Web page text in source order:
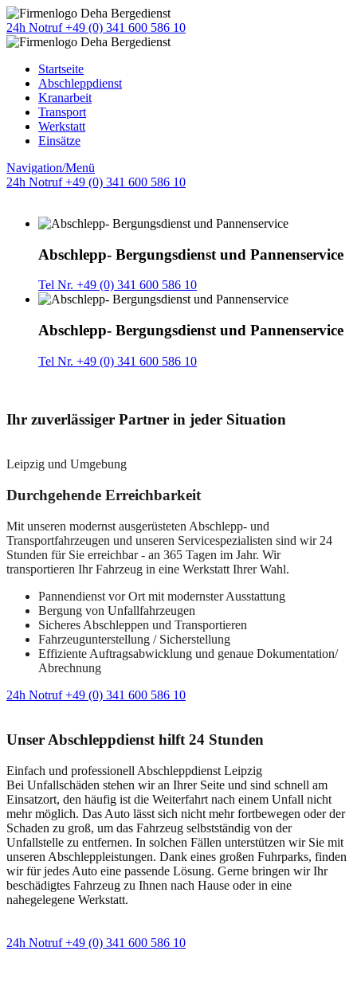
24h Notruf +49 (0) 341 600 586 10
Startseite
Abschleppdienst
Kranarbeit
Transport
Werkstatt
Einsätze
Navigation/Menü
24h Notruf +49 (0) 341 600 586 10
Abschlepp- Bergungsdienst und Pannenservice
Tel Nr. +49 (0) 341 600 586 10
Abschlepp- Bergungsdienst und Pannenservice
Tel Nr. +49 (0) 341 600 586 10
Ihr zuverlässiger Partner in jeder Situation
Leipzig und Umgebung
Durchgehende Erreichbarkeit
Mit unseren modernst ausgerüsteten Abschlepp- und
Transportfahrzeugen und unseren Servicespezialisten sind wir 24
Stunden für Sie erreichbar - an 365 Tagen im Jahr. Wir
transportieren Ihr Fahrzeug in eine Werkstatt Ihrer Wahl.
Pannendienst vor Ort mit modernster Ausstattung
Bergung von Unfallfahrzeugen
Sicheres Abschleppen und Transportieren
Fahrzeugunterstellung / Sicherstellung
Effiziente Auftragsabwicklung und genaue Dokumentation/
Abrechnung
24h Notruf +49 (0) 341 600 586 10
Unser Abschleppdienst hilft 24 Stunden
Einfach und professionell Abschleppdienst Leipzig
Bei Unfallschäden stehen wir an Ihrer Seite und sind schnell am
Einsatzort, den häufig ist die Weiterfahrt nach einem Unfall nicht
mehr möglich. Das Auto lässt sich nicht mehr fortbewegen oder der
Schaden zu groß, um das Fahrzeug selbstständig von der
Unfallstelle zu entfernen. In solchen Fällen unterstützen wir Sie mit
unseren Abschleppleistungen. Dank eines großen Fuhrparks, finden
wir für jedes Auto eine passende Lösung. Gerne bringen wir Ihr
beschädigtes Fahrzeug zu Ihnen nach Hause oder in eine
nahegelegene Werkstatt.
24h Notruf +49 (0) 341 600 586 10